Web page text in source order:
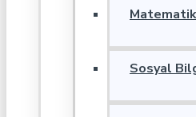
Matematik
Sosyal